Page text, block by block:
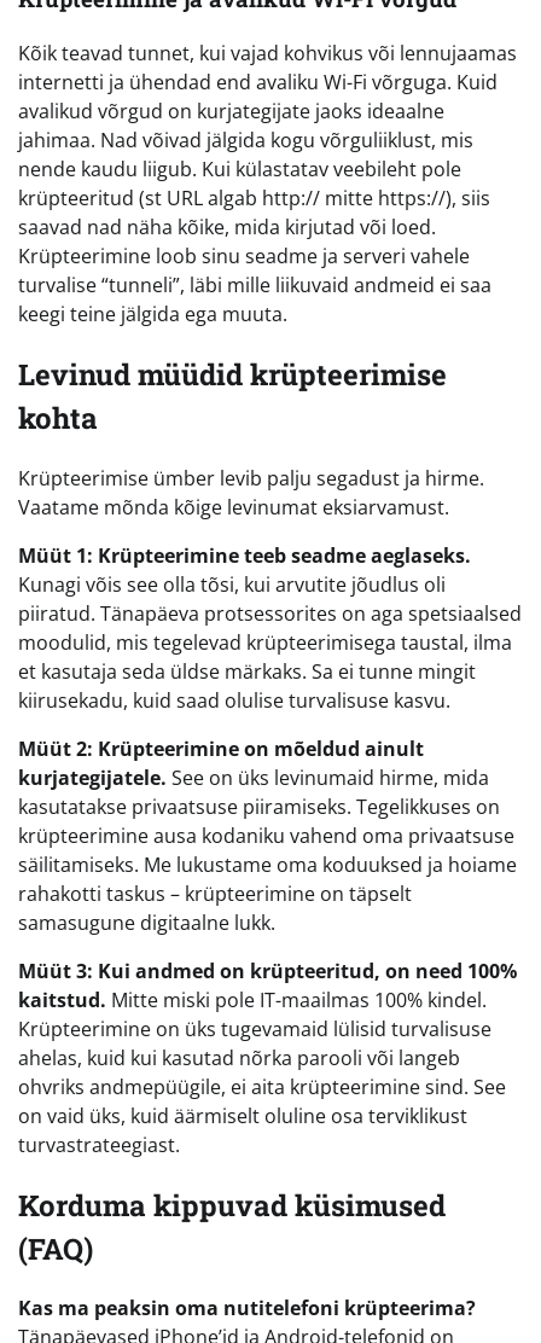
Kõik teavad tunnet, kui vajad kohvikus või lennujaamas
internetti ja ühendad end avaliku Wi-Fi võrguga. Kuid
avalikud võrgud on kurjategijate jaoks ideaalne
jahimaa. Nad võivad jälgida kogu võrguliiklust, mis
nende kaudu liigub. Kui külastatav veebileht pole
krüpteeritud (st URL algab http:// mitte https://), siis
saavad nad näha kõike, mida kirjutad või loed.
Krüpteerimine loob sinu seadme ja serveri vahele
turvalise “tunneli”, läbi mille liikuvaid andmeid ei saa
keegi teine jälgida ega muuta.
Levinud müüdid krüpteerimise
kohta
Krüpteerimise ümber levib palju segadust ja hirme.
Vaatame mõnda kõige levinumat eksiarvamust.
Müüt 1: Krüpteerimine teeb seadme aeglaseks.
Kunagi võis see olla tõsi, kui arvutite jõudlus oli
piiratud. Tänapäeva protsessorites on aga spetsiaalsed
moodulid, mis tegelevad krüpteerimisega taustal, ilma
et kasutaja seda üldse märkaks. Sa ei tunne mingit
kiirusekadu, kuid saad olulise turvalisuse kasvu.
Müüt 2: Krüpteerimine on mõeldud ainult
kurjategijatele. See on üks levinumaid hirme, mida
kasutatakse privaatsuse piiramiseks. Tegelikkuses on
krüpteerimine ausa kodaniku vahend oma privaatsuse
säilitamiseks. Me lukustame oma koduuksed ja hoiame
rahakotti taskus – krüpteerimine on täpselt
samasugune digitaalne lukk.
Müüt 3: Kui andmed on krüpteeritud, on need 100%
kaitstud. Mitte miski pole IT-maailmas 100% kindel.
Krüpteerimine on üks tugevamaid lülisid turvalisuse
ahelas, kuid kui kasutad nõrka parooli või langeb
ohvriks andmepüügile, ei aita krüpteerimine sind. See
on vaid üks, kuid äärmiselt oluline osa terviklikust
turvastrateegiast.
Korduma kippuvad küsimused
(FAQ)
Kas ma peaksin oma nutitelefoni krüpteerima?
Tänapäevased iPhone’id ja Android-telefonid on